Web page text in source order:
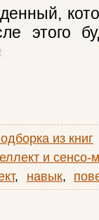
этого
из книг
и
, навык,